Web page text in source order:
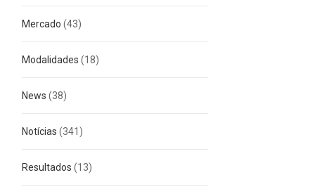
Mercado (43)
Modalidades (18)
News (38)
Notícias (341)
Resultados (13)